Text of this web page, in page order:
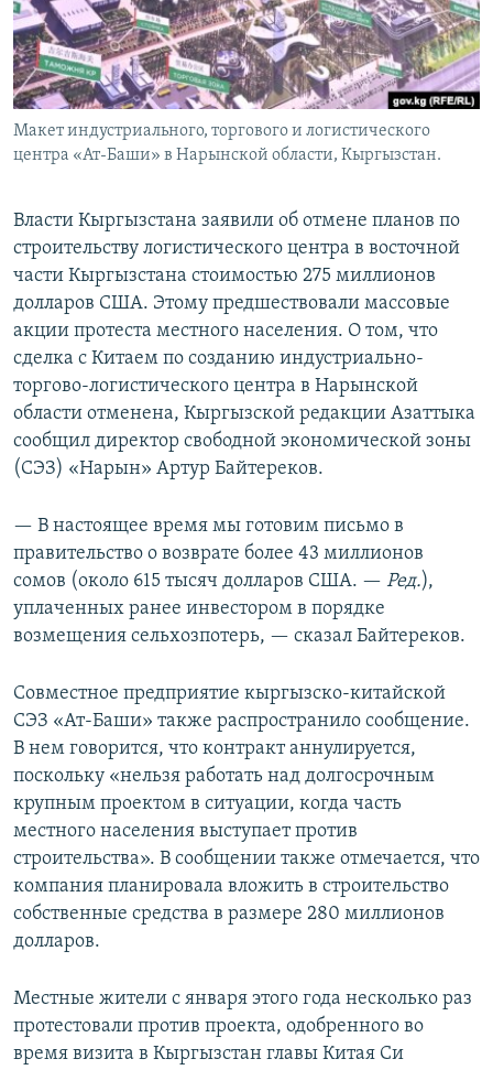
Макет индустриального, торгового и логистического
центра «Ат-Баши» в Нарынской области, Кыргызстан.
Власти Кыргызстана заявили об отмене планов по
строительству логистического центра в восточной
части Кыргызстана стоимостью 275 миллионов
долларов США. Этому предшествовали массовые
акции протеста местного населения. О том, что
сделка с Китаем по созданию индустриально-
торгово-логистического центра в Нарынской
области отменена, Кыргызской редакции Азаттыка
сообщил директор свободной экономической зоны
(СЭЗ) «Нарын» Артур Байтереков.
— В настоящее время мы готовим письмо в
правительство о возврате более 43 миллионов
сомов (около 615 тысяч долларов США. —​ Ред.),
уплаченных ранее инвестором в порядке
возмещения сельхозпотерь, — сказал Байтереков.
Совместное предприятие кыргызско-китайской
СЭЗ «Ат-Баши» также распространило сообщение.
В нем говорится, что контракт аннулируется,
поскольку «нельзя работать над долгосрочным
крупным проектом в ситуации, когда часть
местного населения выступает против
строительства». В сообщении также отмечается, что
компания планировала вложить в строительство
собственные средства в размере 280 миллионов
долларов.
Местные жители с января этого года несколько раз
протестовали против проекта, одобренного во
время визита в Кыргызстан главы Китая Си